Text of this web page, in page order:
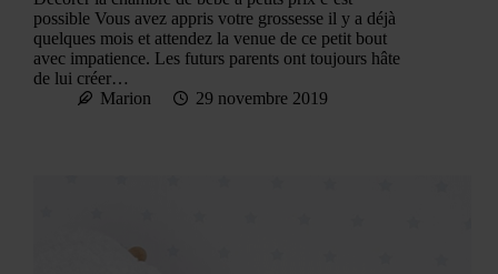
possible Vous avez appris votre grossesse il y a déjà
quelques mois et attendez la venue de ce petit bout
avec impatience. Les futurs parents ont toujours hâte
de lui créer…
Marion
29 novembre 2019